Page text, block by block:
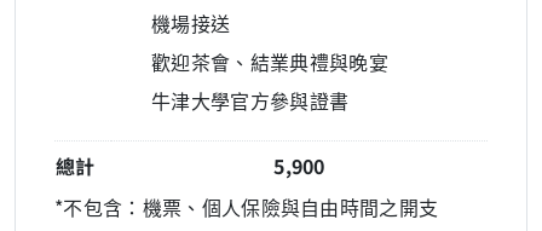
機場接送
歡迎茶會、結業典禮與晚宴
牛津大學官方參與證書
總計
5,900
*不包含：機票、個人保險與自由時間之開支